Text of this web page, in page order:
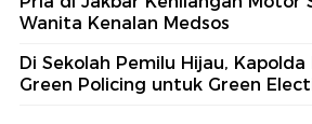
Wanita Kenalan Medsos
Di Sekolah Pemilu Hijau, Kapolda
Green Policing untuk Green